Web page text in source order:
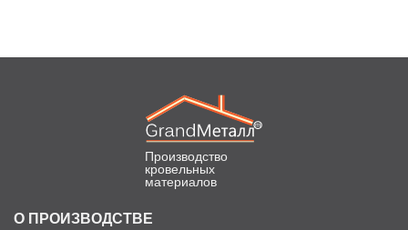
Производство
кровельных
материалов
О ПРОИЗВОДСТВЕ